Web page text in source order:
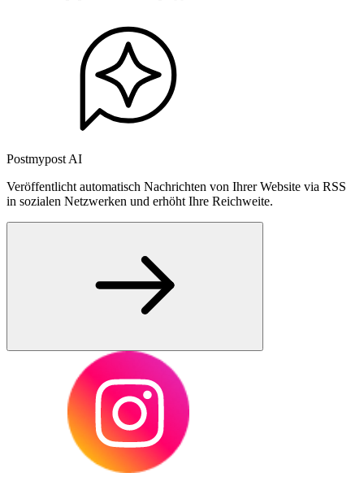
Postmypost AI
Veröffentlicht automatisch Nachrichten von Ihrer Website via RSS
in sozialen Netzwerken und erhöht Ihre Reichweite.